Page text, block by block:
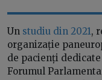
Un studiu din 2021,
organizație
de pacienți
Forumul